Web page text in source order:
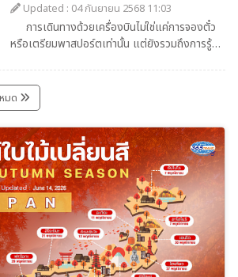
Updated : 04 กันยายน 2568 11:03
การเดินทางด้วยเครื่องบินไม่ใช่แค่การจองตั๋ว
หรือเตรียมพาสปอร์ตเท่านั้น แต่ยังรวมถึงการรู้
ต่อการถูกยึด ปรับ หรือถูกปฏิเสธการเดินทางได้
บทความนี้รวบรวมรายการ ล่าสุดปี 2025 มาให้ได้
เช็กกันก่อนเก็บกระเป๋าเที่ยว เพื่อให้การเดินทาง
ราบรื่นและปลอดภัยที่สุด ไปกับ
365Travel(ทัวร์365วัน)
มด